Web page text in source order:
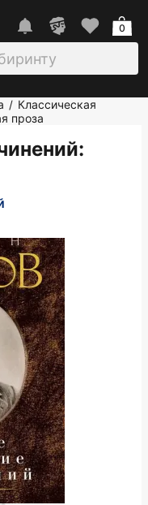
0
/ Классическая
проза
: